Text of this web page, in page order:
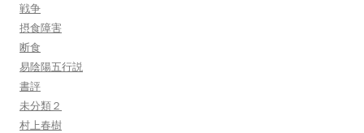
戦争
摂食障害
断食
易陰陽五行説
書評
未分類２
村上春樹